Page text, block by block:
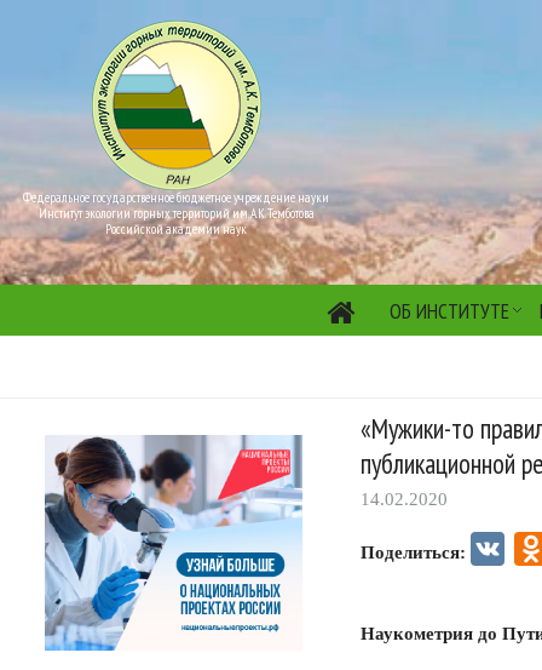
Федеральное государственное бюджетное учреждение науки
Институт экологии горных территорий им. А.К. Темботова
Российской академии наук
ОБ ИНСТИТУТЕ
«Мужики-то
публикационной
14.02.2020
Поделиться: VK
Наукометрия до